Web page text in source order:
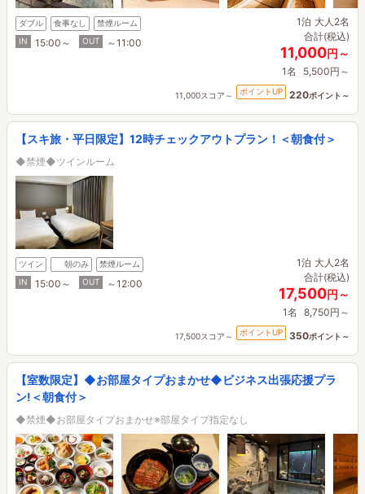
ダブル 食事なし
禁煙ルーム
IN
15:00～ OUT ～11:00
1泊 大人2名
合計(税込)
11,000円～
1名 5,500円～
11,000スコア～ ポイントUP 220ポイント～
【スキ旅・平日限定】12時チェックアウトプラン！＜朝食付＞
◆禁煙◆ツインルーム
ツイン 朝のみ
禁煙ルーム
IN
15:00～ OUT ～12:00
1泊 大人2名
合計(税込)
17,500円～
1名 8,750円～
17,500スコア～ ポイントUP 350ポイント～
【室数限定】◆お部屋タイプおまかせ◆ビジネス出張応援プラ
ン!＜朝食付＞
◆禁煙◆お部屋タイプおまかせ※部屋タイプ指定なし